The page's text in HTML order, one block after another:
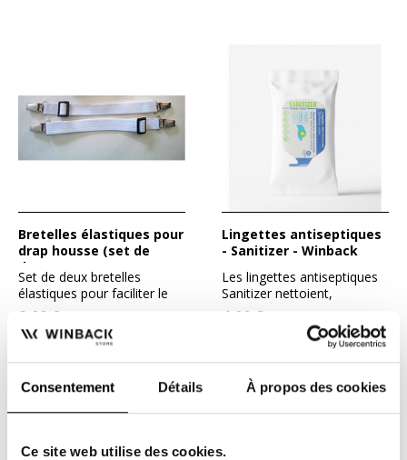
Consentement Détails À propos des cookies
Ce site web utilise des cookies.
Bretelles élastiques pour
drap housse (set de
deux)
Set de deux bretelles
élastiques pour faciliter le
maintien du drap housse.
8,00 €
Lingettes antiseptiques
- Sanitizer - Winback
Les lingettes antiseptiques
Sanitizer nettoient,
désinfectent et éliminent...
4,00 €